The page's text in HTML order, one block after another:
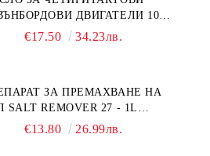
ДВИГАТЕЛИ 10W-
HONDA MARINE 08221-999-
€17.50 34.23лв.
ЗА ПРЕМАХВАНЕ НА
SALT REMOVER 27 - 1L
CLEAN
€13.80 26.99лв.